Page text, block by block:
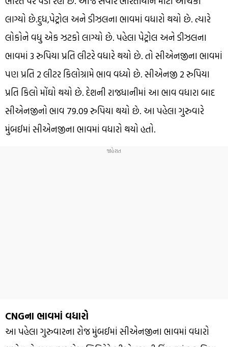
લાગ્યો છે.દુધ,પેટ્રોલ અને ડીઝલના ભાવમાં વધારો થયો છે. ત્યારે
લોકોને વધુ એક ઝટકો લાગ્યો છે. પહેલા પેટ્રોલ અને ડીઝલના
ભાવમાં 3 રુપિયા પ્રતિ લીટરે વધારે થયો છે. તો સીએનજીના ભાવમાં
પણ પ્રતિ 2 લીટર કિલોગ્રામે ભાવ વધ્યો છે. સીએનજી 2 રુપિયા
પ્રતિ કિલો મોંઘો થયો છે. દેશની રાજધાનીમાં આ ભાવ વધારા બાદ
સીએનજીનો ભાવ 79.09 રુપિયા થયો છે. આ પહેલા ગુરુવારે
મુંબઈમાં સીએનજીના ભાવમાં વધારો થયો હતો.
CNGના ભાવમાં વધારો
આ પહેલા ગુરુવારના રોજ મુંબઈમાં સીએનજીના ભાવમાં વધારો